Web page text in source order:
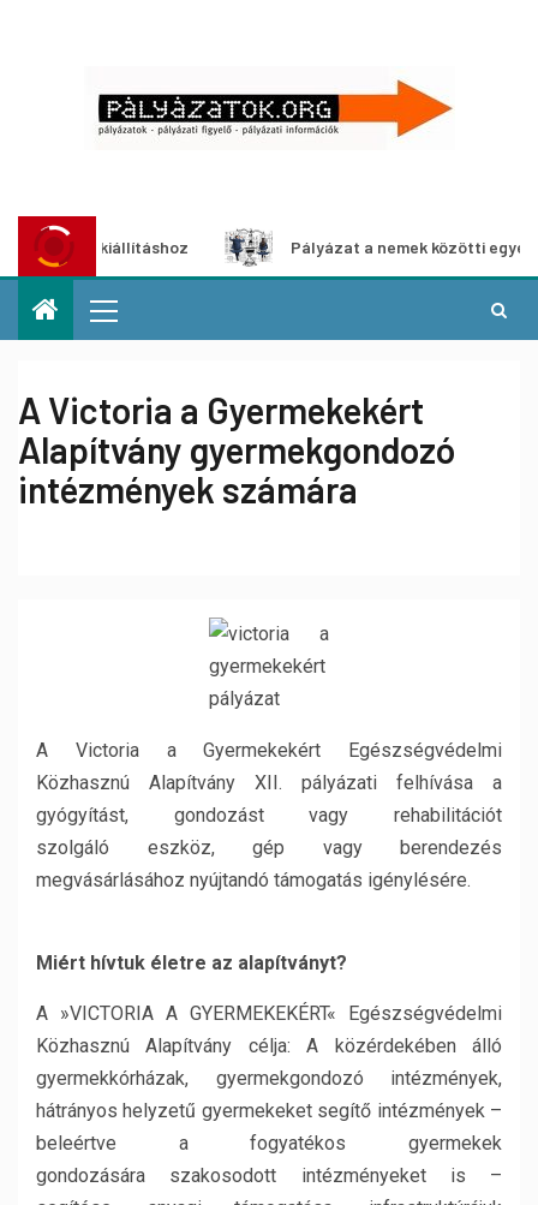
kiállításhoz Pályázat a nemek közötti egyenlőség
A Victoria a Gyermekekért
Alapítvány gyermekgondozó
intézmények számára
A Victoria a Gyermekekért Egészségvédelmi
Közhasznú Alapítvány XII. pályázati felhívása a
gyógyítást, gondozást vagy rehabilitációt
szolgáló eszköz, gép vagy berendezés
megvásárlásához nyújtandó támogatás igénylésére.
Miért hívtuk életre az alapítványt?
A »VICTORIA A GYERMEKEKÉRT« Egészségvédelmi
Közhasznú Alapítvány célja: A közérdekében álló
gyermekkórházak, gyermekgondozó intézmények,
hátrányos helyzetű gyermekeket segítő intézmények –
beleértve a fogyatékos gyermekek
gondozására szakosodott intézményeket is –